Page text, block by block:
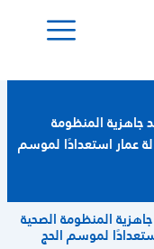
جاهزية المنظومة
عمار استعدادًا لموسم
المنظومة الصحية
لموسم الحج